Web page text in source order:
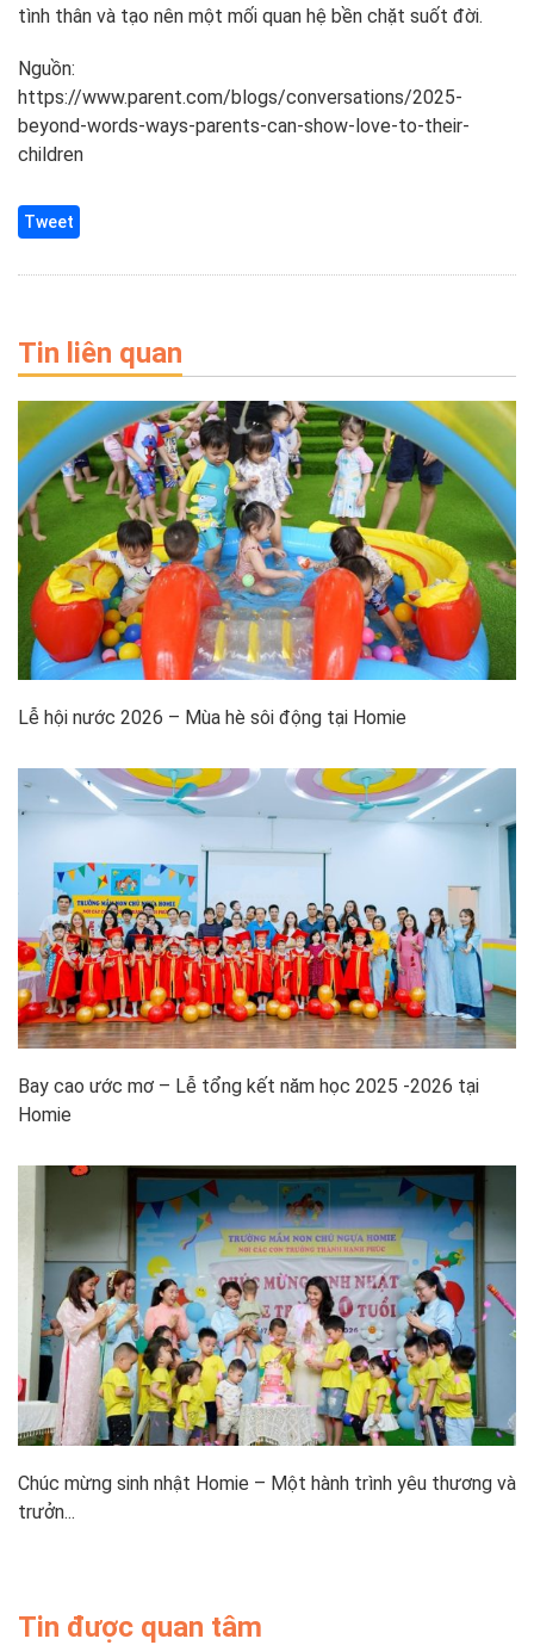
tình thân và tạo nên một mối quan hệ bền chặt suốt đời.
Nguồn:
https://www.parent.com/blogs/conversations/2025-
beyond-words-ways-parents-can-show-love-to-their-
children
Tweet
Tin liên quan
Lễ hội nước 2026 – Mùa hè sôi động tại Homie
Bay cao ước mơ – Lễ tổng kết năm học 2025 -2026 tại
Homie
Chúc mừng sinh nhật Homie – Một hành trình yêu thương và
trưởn...
Tin được quan tâm